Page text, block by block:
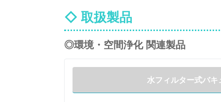
◇ 取扱製品
◎環境・空間浄化 関連製品
水フィルター式バ